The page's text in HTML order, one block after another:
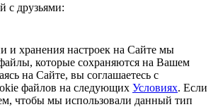
с друзьями:
и хранения настроек на Сайте мы
которые сохраняются на Вашем
на Сайте, вы соглашаетесь с
файлов на следующих Условиях. Если
чтобы мы использовали данный тип